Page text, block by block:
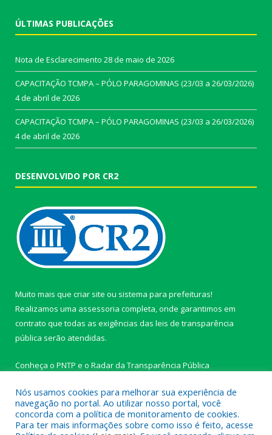
ÚLTIMAS PUBLICAÇÕES
Nota de Esclarecimento 28 de maio de 2026
CAPACITAÇÃO TCMPA – PÓLO PARAGOMINAS (23/03 a 26/03/2026)
4 de abril de 2026
CAPACITAÇÃO TCMPA – PÓLO PARAGOMINAS (23/03 a 26/03/2026)
4 de abril de 2026
DESENVOLVIDO POR CR2
Muito mais que criar site ou sistema para prefeituras!
Realizamos uma assessoria completa, onde garantimos em
contrato que todas as exigências das leis de transparência
pública serão atendidas.
Conheça o PNTP e o Radar da Transparência Pública
Todos os direitos reservados a Câmara Municipal de Ipixuna do
Nós usamos cookies para melhorar sua experiência de
navegação no portal. Ao utilizar nosso portal, você
concorda com a política de monitoramento de cookies.
Para ter mais informações sobre como isso é feito, acesse